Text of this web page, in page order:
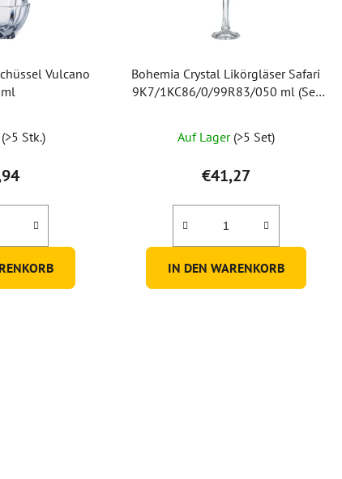
Vulcano
(>5 Stk.)
Bohemia Crystal Likörgläser Safari
9K7/1KC86/0/99R83/050 ml (Set
Auf Lager (>5 Set)
€41,27
IN DEN WARENKORB